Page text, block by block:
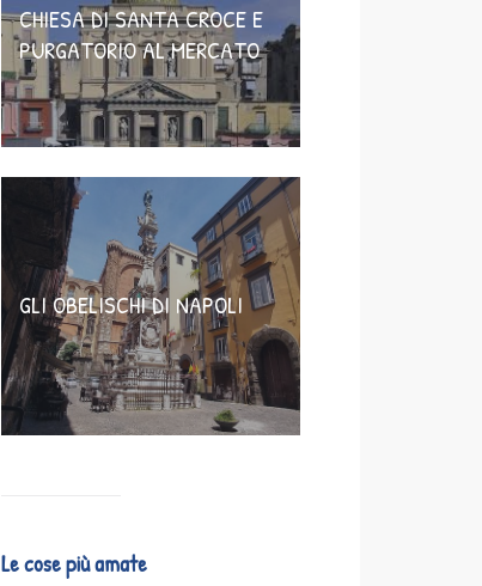
CHIESA DI SANTA CROCE E
PURGATORIO AL MERCATO
GLI OBELISCHI DI NAPOLI
Le cose più amate